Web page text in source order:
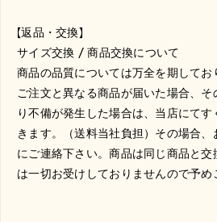
【返品・交換】
サイズ交換 /商品交換について
商品の品質については万全を期してお
ご注文と異なる商品が届いた場合、
り不備が発生した場合は、当店にて
きます。（送料当社負担）その場合、
にご連絡下さい。商品は同じ商品と
は一切お受けしておりませんので予め